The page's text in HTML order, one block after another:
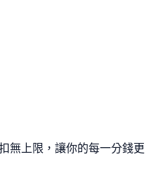
無上限，讓你的每一分錢更